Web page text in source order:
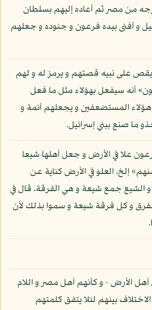
من مصر ثم أعاده إليهم بسلطان
و أفنى بيده فرعون و جنوده و جعلهم
على نبيه قصتهم و يرمز له و لهم
أنه سيفعل بهؤلاء مثل ما فعل
المستضعفين و يجعلهم أئمة و
ما صنع ببني إسرائيل.
علا في الأرض و جعل أهلها شيعا
إلخ، العلو في الأرض كناية عن
و الشيع جمع شيعة و هي الفرقة، قال في
و كل فرقة شيعة و سموا بذلك لأن
أهل الأرض - و كأنهم أهل مصر و اللام
بينهم لئلا يتفق كلمتهم